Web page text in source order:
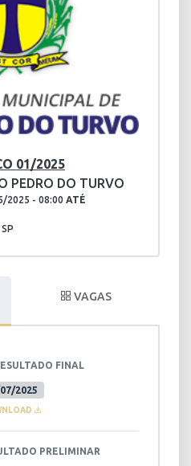
01/2025
PEDRO DO TURVO
2025 - 08:00 ATÉ
VAGAS
2025
FINAL
PRELIMINAR